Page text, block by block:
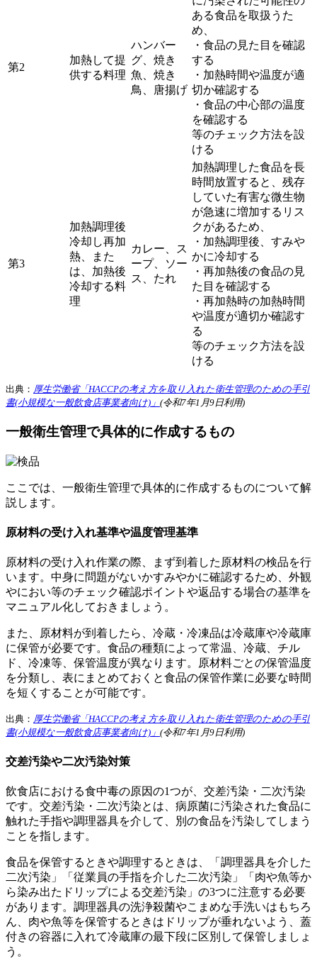
第2
加熱して提
供する料理
ハンバー
グ、焼き
魚、焼き
鳥、唐揚げ
ある食品を取扱うた
め、
・食品の見た目を確認
する
・加熱時間や温度が適
切か確認する
・食品の中心部の温度
を確認する
等のチェック方法を設
ける
第3
加熱調理後
冷却し再加
熱、また
は、加熱後
冷却する料
理
カレー、ス
ープ、ソー
ス、たれ
加熱調理した食品を長
時間放置すると、残存
していた有害な微生物
が急速に増加するリス
クがあるため、
・加熱調理後、すみや
かに冷却する
・再加熱後の食品の見
た目を確認する
・再加熱時の加熱時間
や温度が適切か確認す
る
等のチェック方法を設
ける
出典： 厚生労働省「HACCPの考え方を取り入れた衛生管理のための手引
書(小規模な一般飲食店事業者向け)」 (令和7年1月9日利用)
一般衛生管理で具体的に作成するもの
ここでは、一般衛生管理で具体的に作成するものについて解
説します。
原材料の受け入れ基準や温度管理基準
原材料の受け入れ作業の際、まず到着した原材料の検品を行
います。中身に問題がないかすみやかに確認するため、外観
やにおい等のチェック確認ポイントや返品する場合の基準を
マニュアル化しておきましょう。
また、原材料が到着したら、冷蔵・冷凍品は冷蔵庫や冷蔵庫
に保管が必要です。食品の種類によって常温、冷蔵、チル
ド、冷凍等、保管温度が異なります。原材料ごとの保管温度
を分類し、表にまとめておくと食品の保管作業に必要な時間
を短くすることが可能です。
出典： 厚生労働省「HACCPの考え方を取り入れた衛生管理のための手引
書(小規模な一般飲食店事業者向け)」 (令和7年1月9日利用)
交差汚染や二次汚染対策
飲食店における食中毒の原因の1つが、交差汚染・二次汚染
です。交差汚染・二次汚染とは、病原菌に汚染された食品に
触れた手指や調理器具を介して、別の食品を汚染してしまう
ことを指します。
食品を保管するときや調理するときは、「調理器具を介した
二次汚染」「従業員の手指を介した二次汚染」「肉や魚等か
ら染み出たドリップによる交差汚染」の3つに注意する必要
があります。調理器具の洗浄殺菌やこまめな手洗いはもちろ
ん、肉や魚等を保管するときはドリップが垂れないよう、蓋
付きの容器に入れて冷蔵庫の最下段に区別して保管しましょ
う。